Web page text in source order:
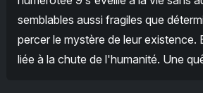
semblables aussi fragiles que
percer le mystère de leur existence.
liée à la chute de l'humanité. Une